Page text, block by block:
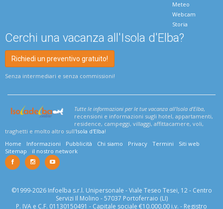
Meteo
Webcam
Storia
Cerchi una vacanza all'Isola d'Elba?
Richiedi un preventivo gratuito!
Senza intermediari e senza commissioni!
Tutte le informazioni per le tue vacanza all'Isola d'Elba,
recensioni e informazioni sugli hotel, appartamenti,
residence, campeggi, villaggi, affittacamere, voli,
traghetti e molto altro sull'Isola d'Elba!
Home
Informazioni Pubblicità Chi siamo Privacy Termini
Siti web
Sitemap
il nostro network
©1999-2026 Infoelba s.r.l. Unipersonale - Viale Teseo Tesei, 12 - Centro
Servizi Il Molino - 57037 Portoferraio (LI)
P. IVA e C.F. 01130150491 - Capitale sociale €10.000,00 i.v. - Registro